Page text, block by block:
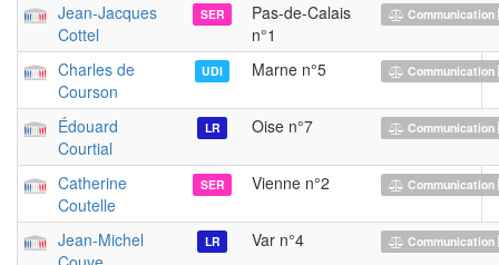
Jean-Jacques
Cottel
SER
Pas-de-Calais
n°1
Charles de
Courson
UDI Marne n°5
Édouard
Courtial
LR Oise n°7
Catherine
Coutelle
SER Vienne n°2
Jean-Michel
LR Var n°4